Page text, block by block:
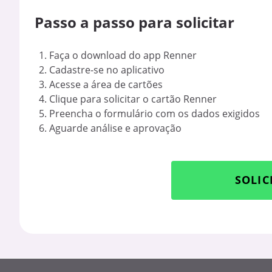
Passo a passo para solicitar
Faça o download do app Renner
Cadastre-se no aplicativo
Acesse a área de cartões
Clique para solicitar o cartão Renner
Preencha o formulário com os dados exigidos
Aguarde análise e aprovação